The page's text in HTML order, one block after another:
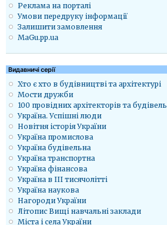
Реклама на порталі
Умови передруку інформації
Залишити замовлення
MaGu.pp.ua
Видавничі серії
Хто є хто в будівництві та архітектурі
Мости дружби
100 провідних архітекторів та
Україна. Успішні люди
Новітня історія України
Україна промислова
Україна будівельна
Україна транспортна
Україна фінансова
Україна в ІІІ тисячолітті
Україна наукова
Нагороди України
Літопис Вищі навчальні заклади
Міста і села України